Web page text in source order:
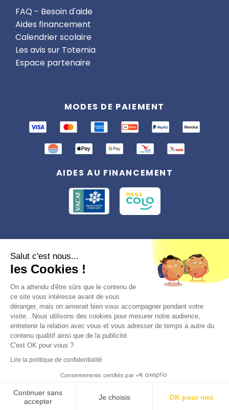
S'inscrire en liste d'attente
FAQ - Besoin d'aide
Aides financement
Calendrier scolaire
Les avis sur Totemia
Espace partenaire
MODES DE PAIEMENT
AIDES AU FINANCEMENT
Conformément à la réglementation applicable en matière de données
personnelles, vous disposez d'un droit d'accès, de rectification et
d'effacement, du droit à la limitation du traitement des données vous
concernant. Vous pouvez consulter
notre politique de confidentialité
Préférences des cookies >
© 2026, Totemia
Plan du site
CGV/CGU
Politique de
Salut c'est nous...
les Cookies !
On a attendu d'être sûrs que le contenu de
ce site vous intéresse avant de vous
déranger, mais on aimerait bien vous accompagner pendant votre
visite...Nous utilisons des cookies pour mesurer notre audience,
entretenir la relation avec vous et vous adresser de temps à autre du
contenu qualitif ainsi que de la publicité.
C'est OK pour vous ?
Lire la politique de confidentialité
Consentements certifiés par
Continuer sans
accepter
Je choisis OK pour moi